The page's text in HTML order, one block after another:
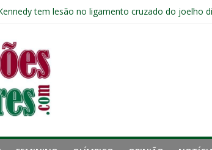
tem lesão no ligamento cruzado do joelho
Xerém, zagueiro do Fluminense estreia no time
estreia no comando do Sub-20 do Fluminense em